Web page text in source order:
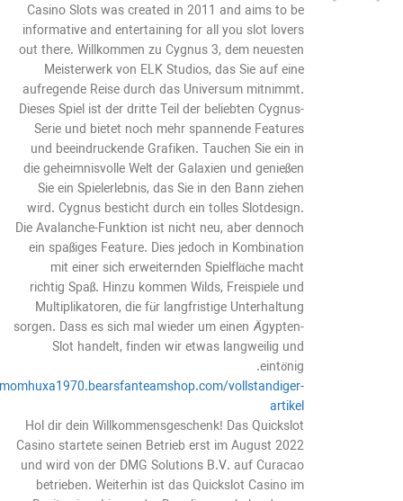
Casino Slots was created in 2011 and aims to be
informative and entertaining for all you slot lovers
out there. Willkommen zu Cygnus 3, dem neuesten
Meisterwerk von ELK Studios, das Sie auf eine
aufregende Reise durch das Universum mitnimmt.
Dieses Spiel ist der dritte Teil der beliebten Cygnus-
Serie und bietet noch mehr spannende Features
und beeindruckende Grafiken. Tauchen Sie ein in
die geheimnisvolle Welt der Galaxien und genießen
Sie ein Spielerlebnis, das Sie in den Bann ziehen
wird. Cygnus besticht durch ein tolles Slotdesign.
Die Avalanche-Funktion ist nicht neu, aber dennoch
ein spaßiges Feature. Dies jedoch in Kombination
mit einer sich erweiternden Spielfläche macht
richtig Spaß. Hinzu kommen Wilds, Freispiele und
Multiplikatoren, die für langfristige Unterhaltung
sorgen. Dass es sich mal wieder um einen Ägypten-
Slot handelt, finden wir etwas langweilig und
eintönig.
vollstandiger-
artikel
Hol dir dein Willkommensgeschenk! Das Quickslot
Casino startete seinen Betrieb erst im August 2022
und wird von der DMG Solutions B.V. auf Curacao
betrieben. Weiterhin ist das Quickslot Casino im